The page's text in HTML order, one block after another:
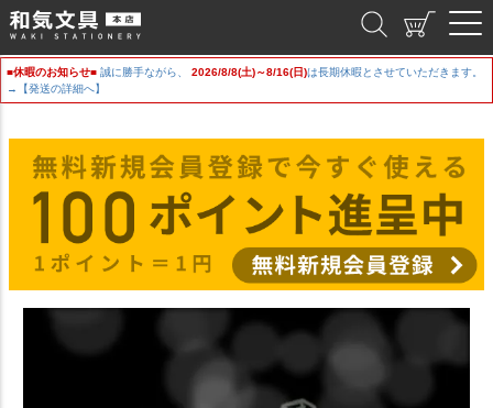
■休暇のお知らせ■ 誠に勝手ながら、 2026/8/8(土)～8/16(日)は長期休暇とさせていただきます。
→【発送の詳細へ】